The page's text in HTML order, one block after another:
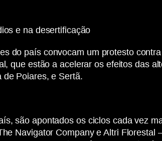
e na desertificação
do país convocam um protesto
que estão a acelerar os efeitos das
de Poiares, e Sertã.
são apontados os ciclos cada vez
Navigator Company e Altri Florestal